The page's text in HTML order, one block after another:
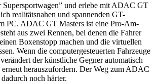
Supersportwagen” und erlebe mit ADAC GT
realitätsnahen und spannenden GT-
PC. ADAC GT Masters ist eine Pro-Am-
aus zwei Rennen, bei denen die Fahrer
Boxenstopp machen und die virtuellen
Wenn die computergesteuerten Fahrzeuge
der künstliche Gegner automatisch
herauszufordern. Der Weg zum ADAC
noch härter.